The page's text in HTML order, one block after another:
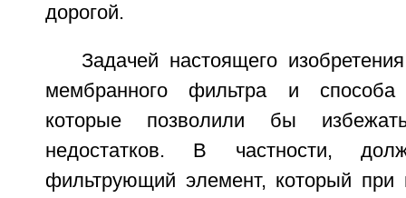
дорогой.
Задачей настоящего
мембранного фильтра и способа
которые позволили бы
недостатков. В частности,
фильтрующий элемент, который при